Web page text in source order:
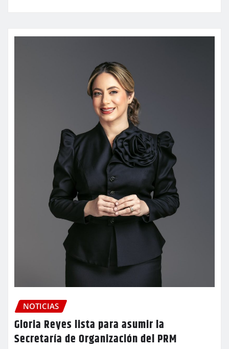
NOTICIAS
Gloria Reyes lista para asumir la
Secretaría de Organización del PRM